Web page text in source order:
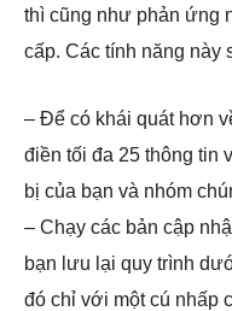
thì cũng như phản ứng
cấp. Các tính năng này
– Để có khái quát hơn
điền tối đa 25 thông tin
bị của bạn và nhóm
– Chạy các bản cập
bạn lưu lại quy trình
đó chỉ với một cú nhấp